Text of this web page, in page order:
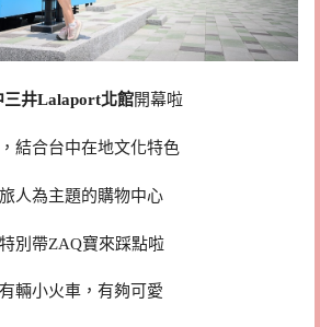
三井Lalaport北館開幕啦
結合台中在地文化特色
人為主題的購物中心
別帶ZAQ寶來踩點啦
輛小火車，有夠可愛